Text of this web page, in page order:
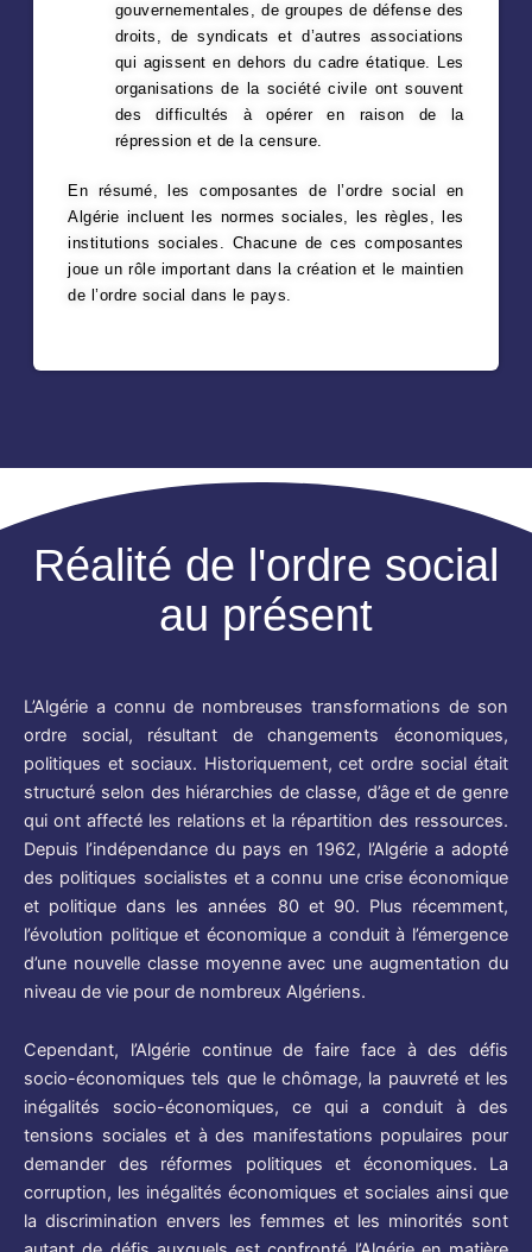
gouvernementales, de groupes de défense des
droits, de syndicats et d’autres associations
qui agissent en dehors du cadre étatique. Les
organisations de la société civile ont souvent
des difficultés à opérer en raison de la
répression et de la censure.
En résumé, les composantes de l’ordre social en
Algérie incluent les normes sociales, les règles, les
institutions sociales. Chacune de ces composantes
joue un rôle important dans la création et le maintien
de l’ordre social dans le pays.
Réalité de l'ordre social
au présent
L’Algérie a connu de nombreuses transformations de son
ordre social, résultant de changements économiques,
politiques et sociaux. Historiquement, cet ordre social était
structuré selon des hiérarchies de classe, d’âge et de genre
qui ont affecté les relations et la répartition des ressources.
Depuis l’indépendance du pays en 1962, l’Algérie a adopté
des politiques socialistes et a connu une crise économique
et politique dans les années 80 et 90. Plus récemment,
l’évolution politique et économique a conduit à l’émergence
d’une nouvelle classe moyenne avec une augmentation du
niveau de vie pour de nombreux Algériens.
Cependant, l’Algérie continue de faire face à des défis
socio-économiques tels que le chômage, la pauvreté et les
inégalités socio-économiques, ce qui a conduit à des
tensions sociales et à des manifestations populaires pour
demander des réformes politiques et économiques. La
corruption, les inégalités économiques et sociales ainsi que
la discrimination envers les femmes et les minorités sont